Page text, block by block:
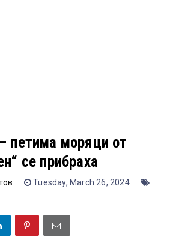
петима моряци от
се прибраха
Tuesday, March 26, 2024